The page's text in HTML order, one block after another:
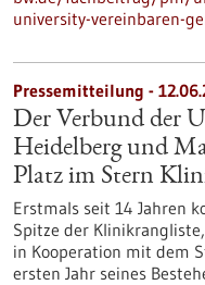
university-vereinbaren-
Pressemitteilung -
Der Verbund der
Heidelberg und
Platz im Stern
Erstmals seit 14 Jahren
Spitze der
in Kooperation mit dem
ersten Jahr seines